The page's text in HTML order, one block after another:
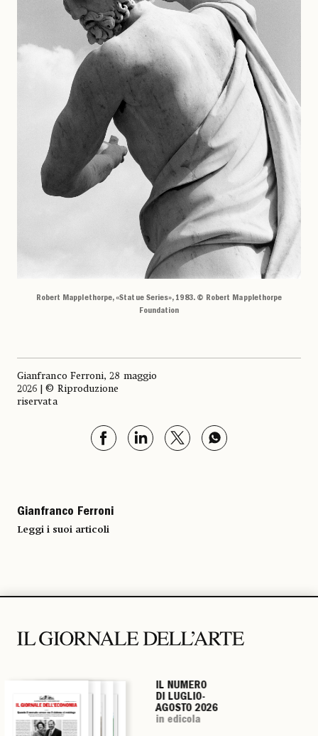
Robert Mapplethorpe, «Statue Series», 1983. © Robert Mapplethorpe
Foundation
Gianfranco Ferroni, 28 maggio
2026 | © Riproduzione
riservata
Gianfranco Ferroni
Leggi i suoi articoli
IL NUMERO
DI LUGLIO-
AGOSTO 2026
in edicola
IL NUMERO
DI LUGLIO-
AGOSTO 2026
in edicola
IL NUMERO
DI LUGLIO-
AGOSTO 2026
in edicola
IL NUMERO
DI LUGLIO-
AGOSTO 2026
in edicola